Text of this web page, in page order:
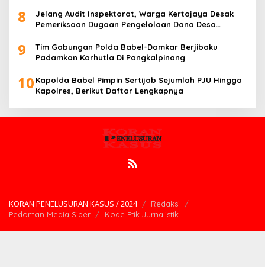
8
Jelang Audit Inspektorat, Warga Kertajaya Desak
Pemeriksaan Dugaan Pengelolaan Dana Desa
9
Tim Gabungan Polda Babel-Damkar Berjibaku
Padamkan Karhutla Di Pangkalpinang
10 Kapolda Babel Pimpin Sertijab Sejumlah PJU Hingga
Kapolres, Berikut Daftar Lengkapnya
KORAN PENELUSURAN KASUS / 2024
Redaksi
Pedoman Media Siber
Kode Etik Jurnalistik